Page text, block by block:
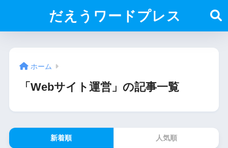
だえうワードプレス
ホーム
「Webサイト運営」の記事一覧
新着順 人気順